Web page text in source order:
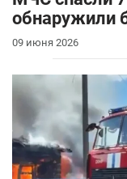
обнаружили
09 июня 2026